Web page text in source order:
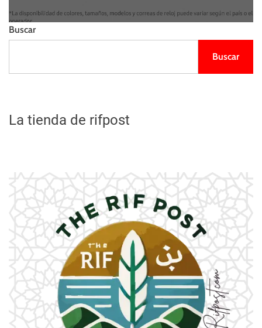
Buscar
Buscar
La tienda de rifpost